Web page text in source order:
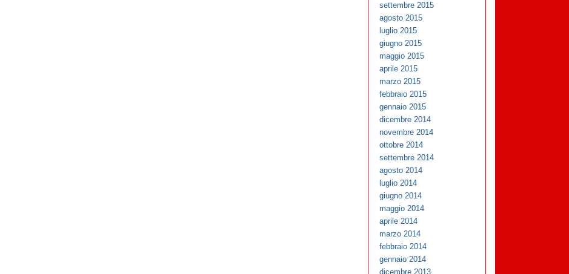
settembre 2015
agosto 2015
luglio 2015
giugno 2015
maggio 2015
aprile 2015
marzo 2015
febbraio 2015
gennaio 2015
dicembre 2014
novembre 2014
ottobre 2014
settembre 2014
agosto 2014
luglio 2014
giugno 2014
maggio 2014
aprile 2014
marzo 2014
febbraio 2014
gennaio 2014
dicembre 2013